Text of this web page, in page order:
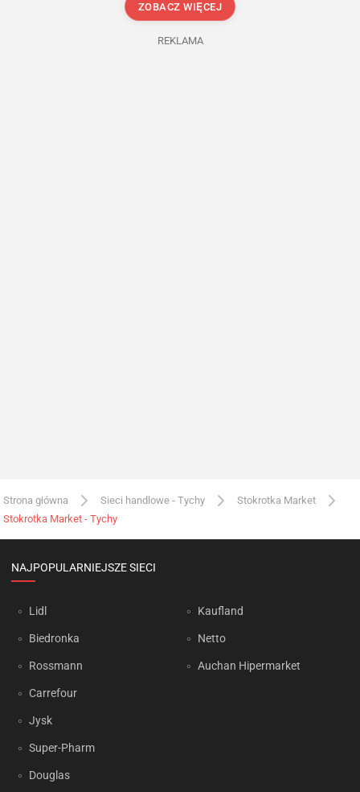
ZOBACZ WIĘCEJ
REKLAMA
Strona główna Sieci handlowe - Tychy
Stokrotka Market
Stokrotka Market - Tychy
NAJPOPULARNIEJSZE SIECI
Lidl
Biedronka
Rossmann
Carrefour
Jysk
Super-Pharm
Douglas
Kaufland
Netto
Auchan Hipermarket